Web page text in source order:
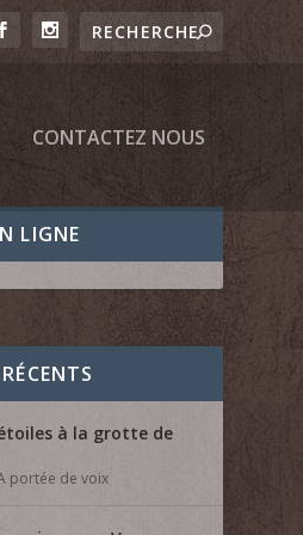
CONTACTEZ NOUS
LIGNE
à la grotte de
portée de voix